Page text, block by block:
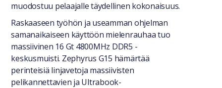
muodostuu pelaajalle täydellinen kokonaisuus.
Raskaaseen työhön ja useamman ohjelman
samanaikaiseen käyttöön mielenrauhaa tuo
massiivinen 16 Gt 4800MHz DDR5 -
keskusmuisti. Zephyrus G15 hämärtää
perinteisiä linjavetoja massiivisten
pelikannettavien ja Ultrabook-